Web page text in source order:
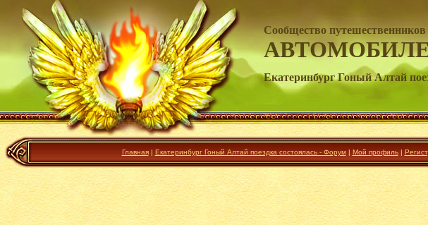
Сообщество путешественников
Екатеринбург Гоный Алтай
Главная| Екатеринбург Гоный Алтай поездка состоялась - Форум| Мой профиль|